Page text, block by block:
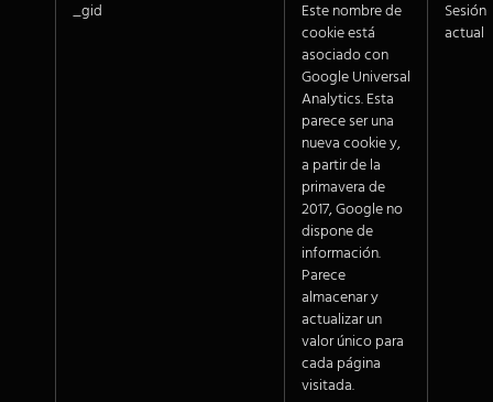
_gid
Este nombre de
cookie está
asociado con
Google Universal
Analytics. Esta
parece ser una
nueva cookie y,
a partir de la
primavera de
2017, Google no
dispone de
información.
Parece
almacenar y
actualizar un
valor único para
cada página
visitada.
Sesión
actual